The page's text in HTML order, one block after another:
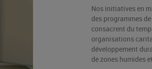
Nos initiatives en
des programmes
consacrent du
organisations
développement
de zones humides